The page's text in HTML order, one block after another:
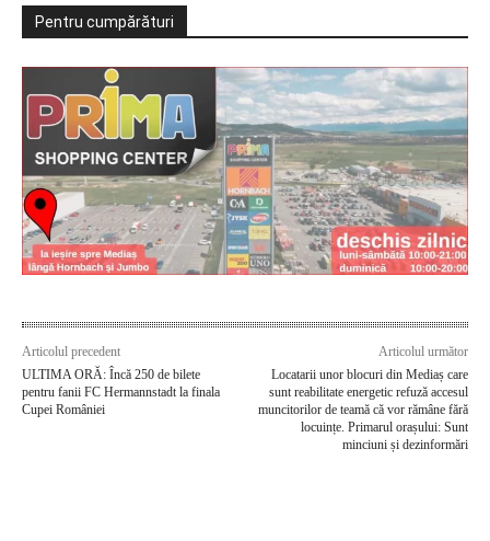
Pentru cumpărături
Articolul precedent
ULTIMA ORĂ: Încă 250 de bilete
pentru fanii FC Hermannstadt la finala
Cupei României
Articolul următor
Locatarii unor blocuri din Mediaș care
sunt reabilitate energetic refuză accesul
muncitorilor de teamă că vor rămâne fără
locuințe. Primarul orașului: Sunt
minciuni și dezinformări